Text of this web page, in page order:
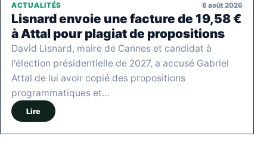
ACTUALITÉS 8 août 2026
Lisnard envoie une facture de 19,58 €
à Attal pour plagiat de propositions
David Lisnard, maire de Cannes et candidat à
l'élection présidentielle de 2027, a accusé Gabriel
Attal de lui avoir copié des propositions
programmatiques et…
Lire